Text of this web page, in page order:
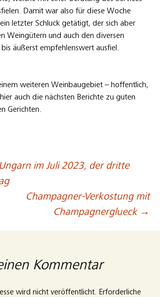
Damit war also für diese Woche
letzter Schluck getätigt, der sich aber
Weingütern und auch den diversen
äußerst empfehlenswert ausfiel.
weiteren Weinbaugebiet – hoffentlich,
auch die nächsten Berichte zu guten
Gerichten.
im Juli 2023, der dritte
Champagner-Verkostung mit
Champagnerglueck →
Kommentar
wird nicht veröffentlicht. Erforderliche